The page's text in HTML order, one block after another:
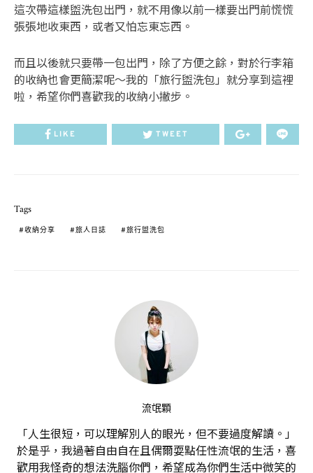
這次帶這樣盥洗包出門，就不用像以前一樣要出門前慌慌
張張地收東西，或者又怕忘東忘西。
而且以後就只要帶一包出門，除了方便之餘，對於行李箱
的收納也會更簡潔呢～我的「旅行盥洗包」就分享到這裡
啦，希望你們喜歡我的收納小撇步。
LIKE TWEET
Tags
收納分享 旅人日誌 旅行盥洗包
流氓顆
「人生很短，可以理解別人的眼光，但不要過度解讀。」
於是乎，我過著自由自在且偶爾耍點任性流氓的生活，喜
歡用我怪奇的想法洗腦你們，希望成為你們生活中微笑的